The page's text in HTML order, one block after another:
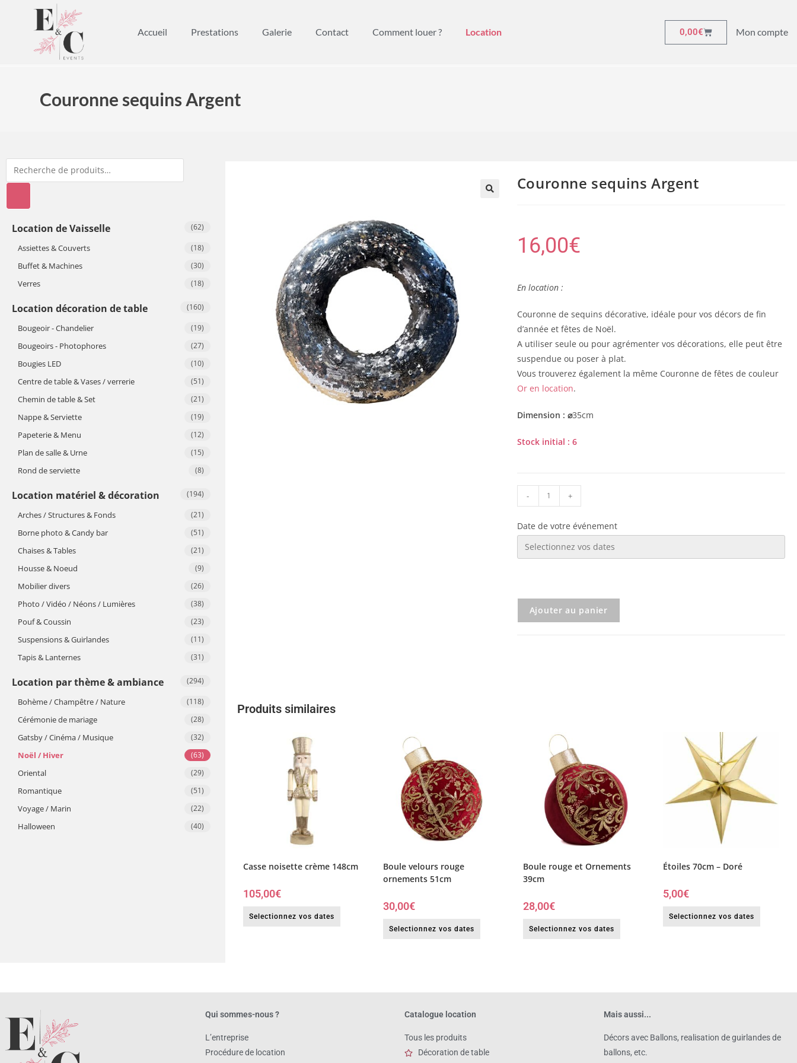
Accueil Prestations Galerie Contact Comment louer ? Location 0,00€ Mon compte
Couronne sequins Argent
Location de Vaisselle (62)
Assiettes & Couverts (18)
Buffet & Machines (30)
Verres (18)
Location décoration de table (160)
Bougeoir - Chandelier (19)
Bougeoirs - Photophores (27)
Bougies LED (10)
Centre de table & Vases / verrerie (51)
Chemin de table & Set (21)
Nappe & Serviette (19)
Papeterie & Menu (12)
Plan de salle & Urne (15)
Rond de serviette (8)
Location matériel & décoration (194)
Arches / Structures & Fonds (21)
Borne photo & Candy bar (51)
Chaises & Tables (21)
Housse & Noeud (9)
Mobilier divers (26)
Photo / Vidéo / Néons / Lumières (38)
Pouf & Coussin (23)
Suspensions & Guirlandes (11)
Tapis & Lanternes (31)
Location par thème & ambiance (294)
Bohème / Champêtre / Nature (118)
Cérémonie de mariage (28)
Gatsby / Cinéma / Musique (32)
Noël / Hiver (63)
Oriental (29)
Romantique (51)
Voyage / Marin (22)
​Halloween (40)
Couronne sequins Argent
16,00€
En location :
Couronne de sequins décorative, idéale pour vos décors de fin
d’année et fêtes de Noël.
A utiliser seule ou pour agrémenter vos décorations, elle peut être
suspendue ou poser à plat.
Vous trouverez également la même Couronne de fêtes de couleur
Or en location.
Dimension : ⌀35cm
Stock initial : 6
- +
Date de votre événement
Ajouter au panier
Produits similaires
Casse noisette crème 148cm
105,00€
Selectionnez vos dates
Boule velours rouge
ornements 51cm
30,00€
Selectionnez vos dates
Boule rouge et Ornements
39cm
28,00€
Selectionnez vos dates
Étoiles 70cm – Doré
5,00€
Selectionnez vos dates
Qui sommes-nous ?
L’entreprise
Procédure de location
Catalogue location
Tous les produits
Décoration de table
Mais aussi...
Décors avec Ballons, realisation de guirlandes de
ballons, etc.